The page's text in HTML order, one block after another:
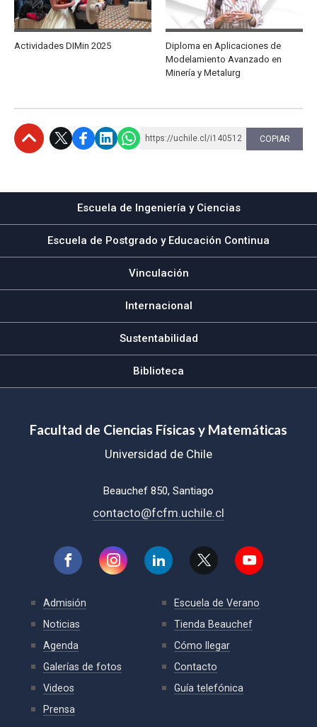
Actividades DIMin 2025
Diploma en Aplicaciones de
Modelamiento Avanzado en
Minería y Metalurg
https://uchile.cl/i140512 COPIAR
Escuela de Ingeniería y Ciencias
Escuela de Postgrado y Educación Continua
Vinculación
Internacional
Sustentabilidad
Biblioteca
Facultad de Ciencias Físicas y Matemáticas
Universidad de Chile
Beauchef 850, Santiago
contacto@fcfm.uchile.cl
Admisión
Noticias
Agenda
Galerías de fotos
Videos
Prensa
Escuela de Verano
Tienda Beauchef
Cómo llegar
Contacto
Guía telefónica